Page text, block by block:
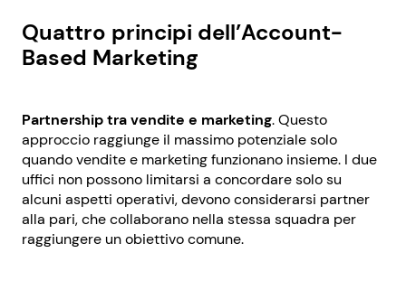
Quattro principi dell’Account-
Based Marketing
Partnership tra vendite e marketing. Questo
approccio raggiunge il massimo potenziale solo
quando vendite e marketing funzionano insieme. I due
uffici non possono limitarsi a concordare solo su
alcuni aspetti operativi, devono considerarsi partner
alla pari, che collaborano nella stessa squadra per
raggiungere un obiettivo comune.